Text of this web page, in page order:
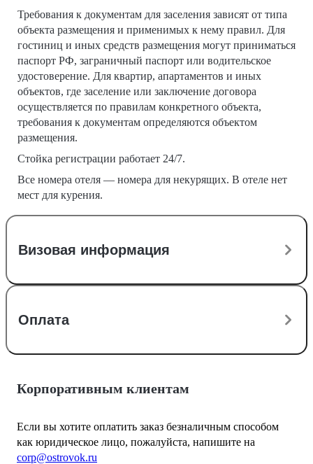
Требования к документам для заселения зависят от типа
объекта размещения и применимых к нему правил. Для
гостиниц и иных средств размещения могут приниматься
паспорт РФ, заграничный паспорт или водительское
удостоверение. Для квартир, апартаментов и иных
объектов, где заселение или заключение договора
осуществляется по правилам конкретного объекта,
требования к документам определяются объектом
размещения.
Стойка регистрации работает 24/7.
Все номера отеля — номера для некурящих. В отеле нет
мест для курения.
Визовая информация
Оплата
Корпоративным клиентам
Если вы хотите оплатить заказ безналичным способом
как юридическое лицо, пожалуйста, напишите на
corp@ostrovok.ru